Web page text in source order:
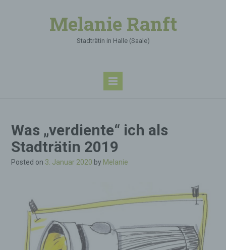
Melanie Ranft
Stadträtin in Halle (Saale)
Was „verdiente“ ich als
Stadträtin 2019
Posted on 3. Januar 2020 by Melanie